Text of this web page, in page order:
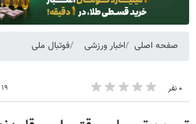
صفحه اصلی اخبار ورزشی فوتبال ملی
۰ نفر ۱۹ اردیبهشت ۱۴۰۵ - ۲۲:۰۱